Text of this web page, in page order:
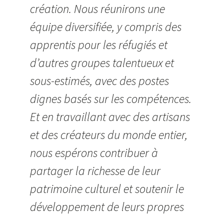
création. Nous réunirons une
équipe diversifiée, y compris des
apprentis pour les réfugiés et
d’autres groupes talentueux et
sous-estimés, avec des postes
dignes basés sur les compétences.
Et en travaillant avec des artisans
et des créateurs du monde entier,
nous espérons contribuer à
partager la richesse de leur
patrimoine culturel et soutenir le
développement de leurs propres